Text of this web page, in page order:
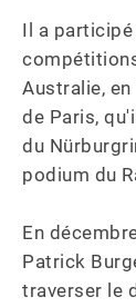
Il a
Australie,
de Paris,
du
podium du
En
Patrick
traverser le